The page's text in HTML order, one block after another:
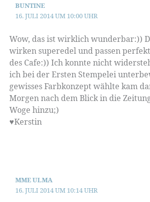
BUNTINE
16. JULI 2014 UM 10:00 UHR
Wow, das ist wirklich wunderbar:))
wirken superedel und passen
des Cafe:)) Ich konnte nicht
ich bei der Ersten Stempelei
gewisses Farbkonzept wählte kam
Morgen nach dem Blick in die
Woge hinzu;)
♥Kerstin
MME ULMA
16. JULI 2014 UM 10:14 UHR